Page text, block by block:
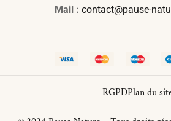
Mail : contact@pause-
RGPDPlan du